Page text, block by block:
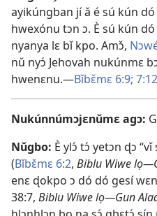
ayikúngban jí ǎ é sú kún
hwexónu tɔn ɔ. È sú kún
nyanya lɛ bǐ kpo. Amɔ̌,
nǔ nyɔ́ Jehovah nukúnmɛ
hwenɛnu.—Bǐbɛ̌mɛ 6:9;
Nukúnnúmɔjɛnǔmɛ agɔ:
Nǔgbo: È ylɔ́ tɔ́ yetɔn ɖɔ
(Bǐbɛ̌mɛ 6:2, Biblu Wiwe
enɛ ɖokpo ɔ dó dó gesí
38:7, Biblu Wiwe lọ—Gun